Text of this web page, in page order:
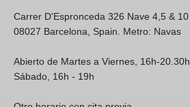
Carrer D'Espronceda 326 Nave 4,5 & 10
08027 Barcelona, Spain. Metro: Navas
Abierto de Martes a Viernes, 16h-20.30h
Sábado, 16h - 19h